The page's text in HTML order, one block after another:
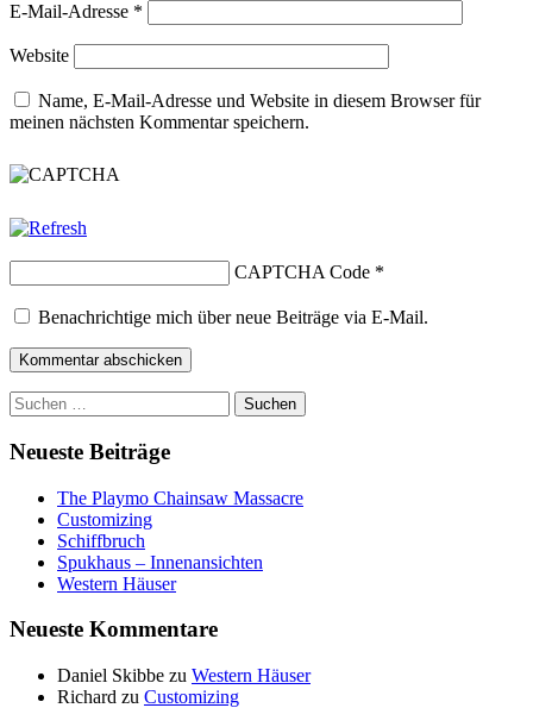
E-Mail-Adresse *
Website
Name, E-Mail-Adresse und Website in diesem Browser für
meinen nächsten Kommentar speichern.
CAPTCHA Code *
Benachrichtige mich über neue Beiträge via E-Mail.
Suchen
nach:
Neueste Beiträge
The Playmo Chainsaw Massacre
Customizing
Schiffbruch
Spukhaus – Innenansichten
Western Häuser
Neueste Kommentare
Daniel Skibbe zu Western Häuser
Richard zu Customizing